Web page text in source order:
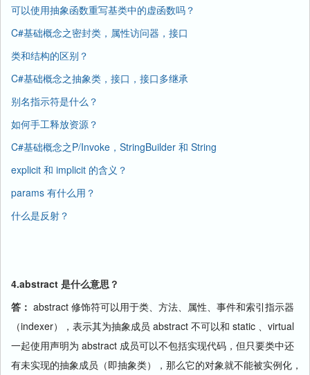
可以使用抽象函数重写基类中的虚函数吗？
C#基础概念之密封类，属性访问器，接口
类和结构的区别？
C#基础概念之抽象类，接口，接口多继承
别名指示符是什么？
如何手工释放资源？
C#基础概念之P/Invoke，StringBuilder 和 String
explicit 和 implicit 的含义？
params 有什么用？
什么是反射？
4.abstract 是什么意思？
答： abstract 修饰符可以用于类、方法、属性、事件和索引指示器
（indexer），表示其为抽象成员 abstract 不可以和 static 、virtual
一起使用声明为 abstract 成员可以不包括实现代码，但只要类中还
有未实现的抽象成员（即抽象类），那么它的对象就不能被实例化，